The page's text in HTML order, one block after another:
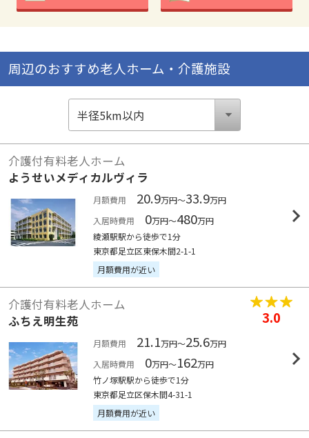
周辺のおすすめ老人ホーム・介護施設
介護付有料老人ホーム
ようせいメディカルヴィラ
月額費用 20.9万円～33.9万円
入居時費用
0万円～480万円
綾瀬駅駅から徒歩で1分
東京都足立区東保木間2-1-1
月額費用が近い
介護付有料老人ホーム
ふちえ明生苑
3.0
月額費用 21.1万円～25.6万円
入居時費用
0万円～162万円
竹ノ塚駅駅から徒歩で1分
東京都足立区保木間4-31-1
月額費用が近い